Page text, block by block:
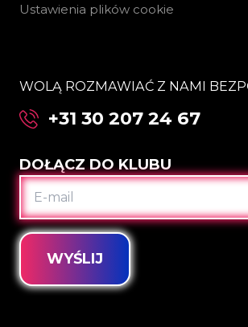
Ustawienia plików cookie
WOLĄ ROZMAWIAĆ Z NAMI
+31 30 207 24 67
DOŁĄCZ DO KLUBU
E-
WYŚLIJ